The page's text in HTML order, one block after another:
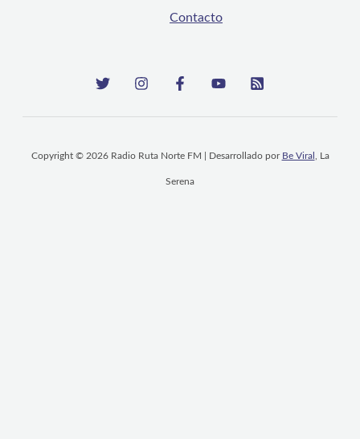
Contacto
Copyright © 2026 Radio Ruta Norte FM | Desarrollado por Be Viral , La
Serena